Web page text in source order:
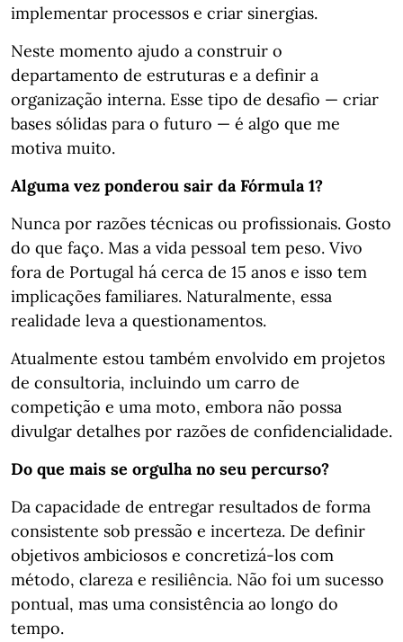
implementar processos e criar sinergias.
Neste momento ajudo a construir o
departamento de estruturas e a definir a
organização interna. Esse tipo de desafio — criar
bases sólidas para o futuro — é algo que me
motiva muito.
Alguma vez ponderou sair da Fórmula 1?
Nunca por razões técnicas ou profissionais. Gosto
do que faço. Mas a vida pessoal tem peso. Vivo
fora de Portugal há cerca de 15 anos e isso tem
implicações familiares. Naturalmente, essa
realidade leva a questionamentos.
Atualmente estou também envolvido em projetos
de consultoria, incluindo um carro de
competição e uma moto, embora não possa
divulgar detalhes por razões de confidencialidade.
Do que mais se orgulha no seu percurso?
Da capacidade de entregar resultados de forma
consistente sob pressão e incerteza. De definir
objetivos ambiciosos e concretizá-los com
método, clareza e resiliência. Não foi um sucesso
pontual, mas uma consistência ao longo do
tempo.